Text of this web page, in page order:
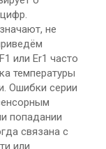
не
или Er1 часто
температуры
Ошибки серии
попадании
связана с
или